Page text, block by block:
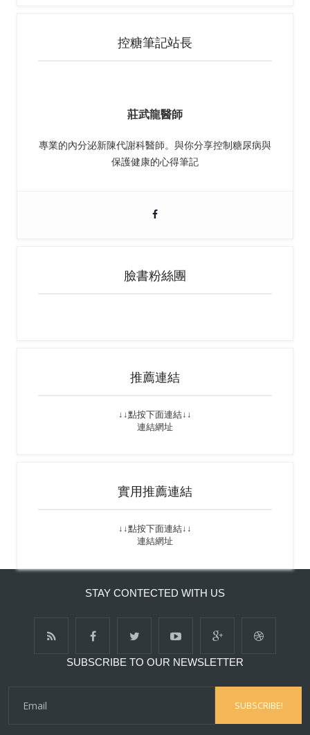
控糖筆記站長
莊武龍醫師
專業的內分泌新陳代謝科醫師。與你分享控制糖尿病與
保護健康的心得筆記
臉書粉絲團
推薦連結
↓↓點按下面連結↓↓
連結網址
實用推薦連結
↓↓點按下面連結↓↓
連結網址
STAY CONTECTED WITH US
SUBSCRIBE TO OUR NEWSLETTER